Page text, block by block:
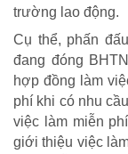
HOẠT ĐỘNG
Hoạt động Chữ
Hoạt động nhân
trường lao động.
Cụ thể, phấn
đang đóng
hợp đồng làm
phí khi có nhu
việc làm miễn
giới thiệu việc